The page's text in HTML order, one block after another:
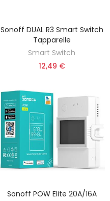
AGGIUNGI AL CARRELLO
Sonoff DUAL R3 Smart Switch
Tapparelle
Smart Switch
12,49 €
SELEZIONA UN'OPZIONE
Sonoff POW Elite 20A/16A